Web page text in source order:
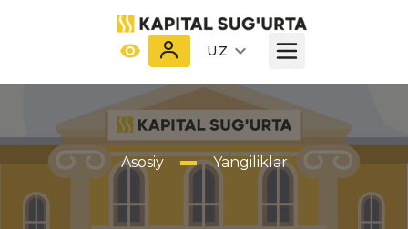
UZ
Asosiy Yangiliklar